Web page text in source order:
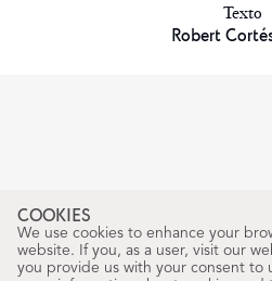
Texto
Robert
COOKIES
We use cookies to enhance your
website. If you, as a user, visit our
you provide us with your consent to